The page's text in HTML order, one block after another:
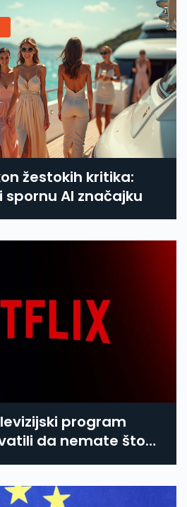
žestokih kritika:
AI značajku
program
da nemate što